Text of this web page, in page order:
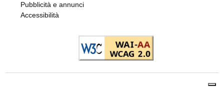
Pubblicità e annunci
Accessibilità